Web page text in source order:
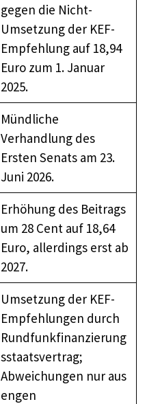
gegen die Nicht-
Umsetzung der KEF-
Empfehlung auf 18,94
Euro zum 1. Januar
2025.
Mündliche
Verhandlung des
Ersten Senats am 23.
Juni 2026.
Erhöhung des Beitrags
um 28 Cent auf 18,64
Euro, allerdings erst ab
2027.
Umsetzung der KEF-
Empfehlungen durch
Rundfunkfinanzierung
sstaatsvertrag;
Abweichungen nur aus
engen